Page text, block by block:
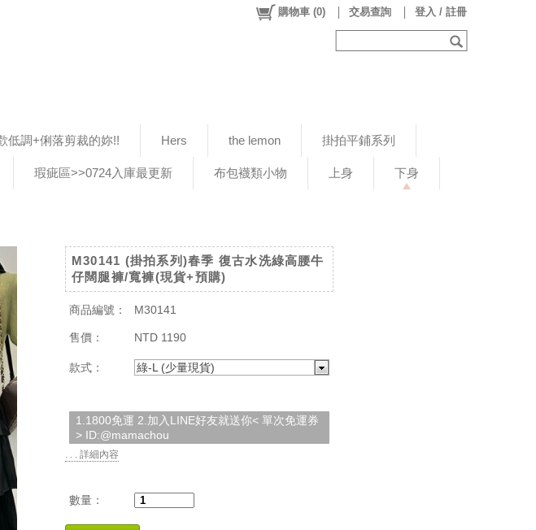
低調+俐落剪裁的妳!! Hers the lemon 掛拍平鋪系列
瑕疵區>>0724入庫最更新 布包襪類小物 上身 下身
購物車 (0) 交易查詢 登入 / 註冊
M30141 (掛拍系列)春季 復古水洗綠高腰牛
仔闊腿褲/寬褲(現貨+預購)
商品編號： M30141
售價： NTD 1190
款式： 綠-L (少量現貨)
1.1800免運 2.加入LINE好友就送你< 單次免運券
> ID:@mamachou
. . . 詳細內容
數量：